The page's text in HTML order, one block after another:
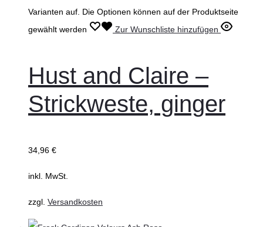
Varianten auf. Die Optionen können auf der Produktseite
gewählt werden
Zur Wunschliste hinzufügen
Hust and Claire –
Strickweste, ginger
34,96 €
inkl. MwSt.
zzgl. Versandkosten